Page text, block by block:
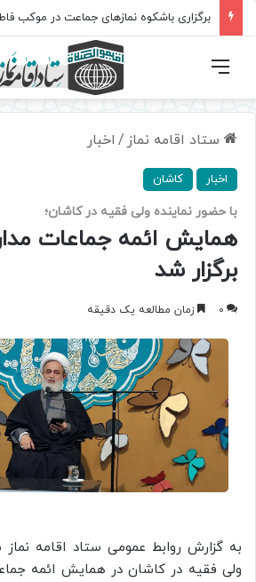
برگزاری باشکوه نمازهای جماعت در موکب
فهرست
ستاد اقامه نماز / اخبار
اخبار کاشان
با حضور نماینده ولی فقیه در کاشان؛
همایش ائمه جماعات
برگزار شد
0 زمان مطالعه یک دقیقه
به گزارش روابط عمومی ستاد اقامه نماز
ولی فقیه در کاشان در همایش ائمه